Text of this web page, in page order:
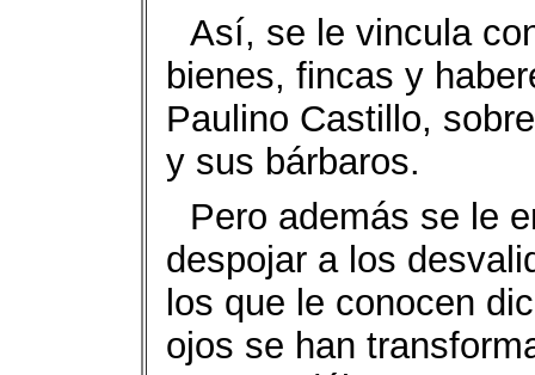
Así, se le vincula
bienes, fincas y
Paulino Castillo,
y sus bárbaros.
Pero además se le
despojar a los
los que le conocen
ojos se han